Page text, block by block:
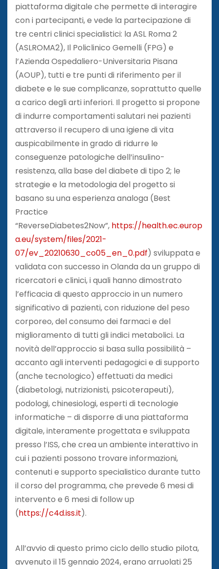
piattaforma digitale che permette di interagire
con i partecipanti, e vede la partecipazione di
tre centri clinici specialistici: la ASL Roma 2
(ASLROMA2), Il Policlinico Gemelli (FPG) e
l’Azienda Ospedaliero-Universitaria Pisana
(AOUP), tutti e tre punti di riferimento per il
diabete e le sue complicanze, soprattutto quelle
a carico degli arti inferiori. Il progetto si propone
di indurre comportamenti salutari nei pazienti
attraverso il recupero di una igiene di vita
auspicabilmente in grado di ridurre le
conseguenze patologiche dell’insulino-
resistenza, alla base del diabete di tipo 2; le
strategie e la metodologia del progetto si
basano su una esperienza analoga (Best
Practice
“ReverseDiabetes2Now”, https://health.ec.europ
a.eu/system/files/2021-
07/ev_20210630_co05_en_0.pdf) sviluppata e
validata con successo in Olanda da un gruppo di
ricercatori e clinici, i quali hanno dimostrato
l’efficacia di questo approccio in un numero
significativo di pazienti, con riduzione del peso
corporeo, del consumo dei farmaci e del
miglioramento di tutti gli indici metabolici. La
novità dell’approccio si basa sulla possibilità –
accanto agli interventi pedagogici e di supporto
(anche tecnologico) effettuati da medici
(diabetologi, nutrizionisti, psicoterapeuti),
podologi, chinesiologi, esperti di tecnologie
informatiche – di disporre di una piattaforma
digitale, interamente progettata e sviluppata
presso l’ISS, che crea un ambiente interattivo in
cui i pazienti possono trovare informazioni,
contenuti e supporto specialistico durante tutto
il corso del programma, che prevede 6 mesi di
intervento e 6 mesi di follow up
(https://c4d.iss.it).
All’avvio di questo primo ciclo dello studio pilota,
avvenuto il 15 gennaio 2024, erano arruolati 25